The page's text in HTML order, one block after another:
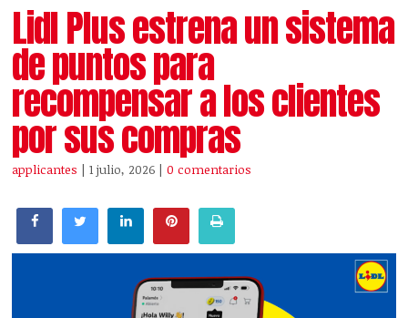
Lidl Plus estrena un sistema
de puntos para
recompensar a los clientes
por sus compras
applicantes | 1 julio, 2026 |0 comentarios